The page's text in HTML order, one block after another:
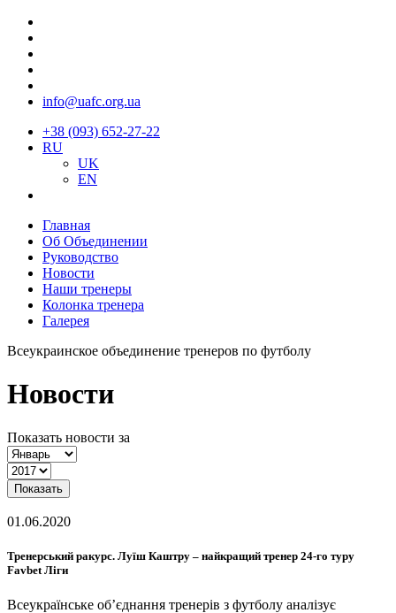
info@uafc.org.ua
+38 (093) 652-27-22
RU
UK
EN
Главная
Об Объединении
Руководство
Новости
Наши тренеры
Колонка тренера
Галерея
Всеукраинское объединение тренеров по футболу
Новости
Показать новости за
Показать
01.06.2020
Тренерський ракурс. Луїш Каштру – найкращий тренер 24-го туру
Favbet Ліги
Всеукраїнське об’єднання тренерів з футболу аналізує